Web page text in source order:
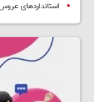
استانداردهای عروس